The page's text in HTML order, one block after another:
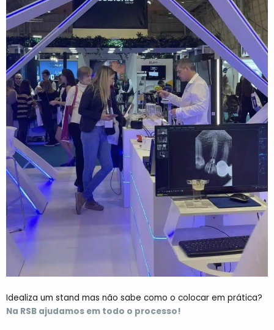
Idealiza um stand mas não sabe como o colocar em prática?
Na RSB ajudamos em todo o processo!